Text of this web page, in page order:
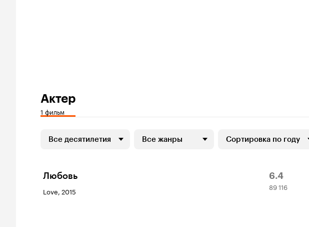
Актер
1 фильм
Все десятилетия Все жанры Сортировка по году
Любовь
Love, 2015
Рейтинг
Кинопоиска
6.4
89
116
89 116